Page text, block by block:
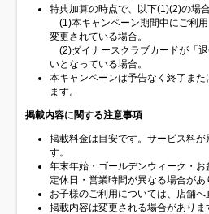
特典加算の時点で、以下(1)(2)の場
(1)本キャンペーン期間中にご利
変更されている場合。
(2)ダイナースクラブカードが「
いとなっている場合。
本キャンペーンは予告なく終了ま
ます。
掲載内容に関する注意事項
掲載料金は目安です。サービス料
す。
年末年始・ゴールデンウィーク・お
定休日・営業時間が異なる場合があ
お子様のご利用については、店舗へ
掲載内容は変更される場合があり